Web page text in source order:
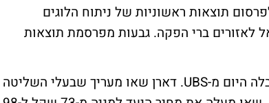
גבעות יהש זינקו ב-8.9% ברקע לפרסום תוצאות ראשוניות של ניתוח הלוגים
לאזורים ברי הפקה. גבעות מפרסמת תוצאות
מניית פרטנר טיפסה ב-3% ברקע להמלצת קניה שקיבלה היום מ-UBS. דארן שאו מעריך שבעלי השליטה